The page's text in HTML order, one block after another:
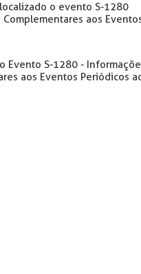
o evento S-1280
aos
Evento S-1280 -
aos Eventos Periódicos